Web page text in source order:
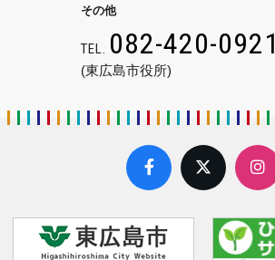
その他
TEL. 082-420-0921
(東広島市役所)